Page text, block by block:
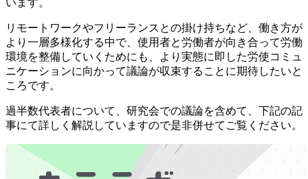
います。
リモートワークやフリーランスとの掛け持ちなど、働き方が
より一層多様化する中で、使用者と労働者が向き合って労働
環境を整備していくためにも、より実態に即した労使コミュ
ニケーションに向かって議論が収束することに期待したいと
ころです。
過半数代表者について、研究会での議論を含めて、下記の記
事にて詳しく解説していますので是非併せてご覧ください。